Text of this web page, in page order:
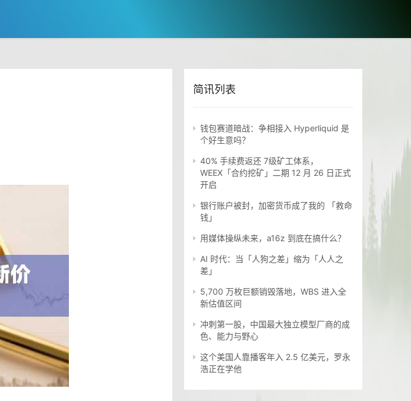
简讯列表
钱包赛道暗战：争相接入 Hyperliquid 是
个好生意吗？
40% 手续费返还 7级矿工体系，
WEEX「合约挖矿」二期 12 月 26 日正式
开启
银行账户被封，加密货币成了我的 「救命
钱」
用媒体操纵未来，a16z 到底在搞什么？
AI 时代：当「人狗之差」缩为「人人之
差」
5,700 万枚巨额销毁落地，WBS 进入全
新估值区间
冲刺第一股，中国最大独立模型厂商的成
色、能力与野心
这个美国人靠播客年入 2.5 亿美元，罗永
浩正在学他